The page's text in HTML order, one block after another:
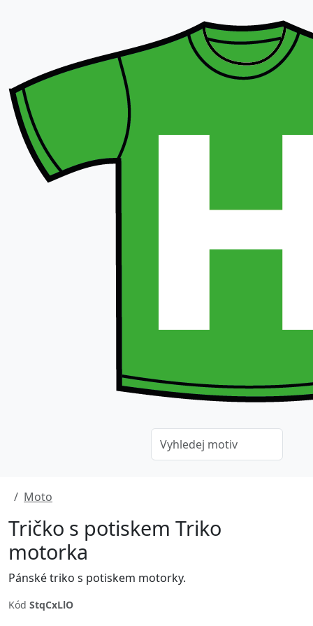
Moto
Tričko s potiskem Triko
motorka
Pánské triko s potiskem motorky.
Kód StqCxLlO